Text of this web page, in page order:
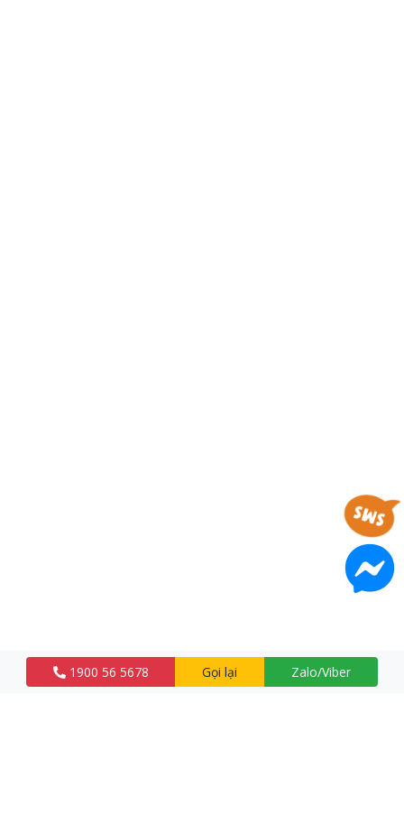
1900 56 5678 Gọi lại Zalo/Viber